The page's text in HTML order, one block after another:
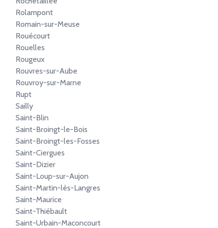
Rolampont
Romain-sur-Meuse
Rouécourt
Rouelles
Rougeux
Rouvres-sur-Aube
Rouvroy-sur-Marne
Rupt
Sailly
Saint-Blin
Saint-Broingt-le-Bois
Saint-Broingt-les-Fosses
Saint-Ciergues
Saint-Dizier
Saint-Loup-sur-Aujon
Saint-Martin-lès-Langres
Saint-Maurice
Saint-Thiébault
Saint-Urbain-Maconcourt